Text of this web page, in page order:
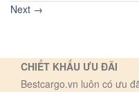
Next →
CHIẾT KHẤU ƯU ĐÃI
Bestcargo.vn luôn có ưu